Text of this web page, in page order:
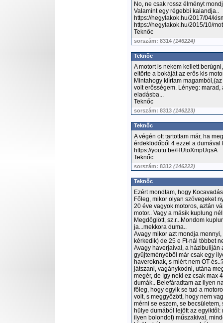
No, ne csak rossz élményt
Valamint egy régebbi kalandja..
https://hegylakok.hu/2017/04/
https://hegylakok.hu/2015/10/
Teknőc
sorszám: 8314 (146224)
Teknőc
A motort is nekem kellett
eltörte a bokáját az erős kis
Mintahogy kiírtam
volt erősségem. Lényeg:
eladásba...
Teknőc
sorszám: 8313 (146223)
Teknőc
A végén ott tartottam már, ha
érdeklödőből 4 ezzel a dumával
https://youtu.be/HUtoXmpUqsA
Teknőc
sorszám: 8312 (146222)
Teknőc
Ezért mondtam, hogy
Főleg, mikor olyan szövegeket
20 éve vagyok motoros, aztán
motor.. Vagy a másik kuplung
Megdöglött, sz.r...Mondom
ja...mekkora duma..
Avagy mikor azt mondja
kérkedik) de 25 e Ft-nál többet
Avagy haverjaival, a házibuliján
gyűjteményéből már csak egy
haveroknak, s miért nem OT-
játszani, vagánykodni, utána
megér, de így neki ez csak max
dumák.. Belefáradtam az ilyen
főleg, hogy egyik se tud a
volt, s meggyőzött, hogy nem
mérni se eszem, se
hülye dumából lejött az
ilyen bolondot) műszakival,